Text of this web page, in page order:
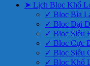
➤ Lịch Bloc Khổ
✓ Bloc Bìa
✓ Bloc Đại
✓ Bloc Siêu
✓ Bloc Cực
✓ Bloc Siêu
✓ Bloc Khổ